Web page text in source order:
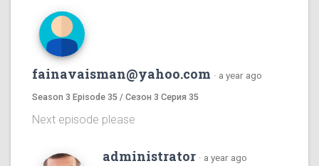
fainavaisman@yahoo.com · a year ago
Season 3 Episode 35 / Сезон 3 Серия 35
Next episode please
administrator · a year ago